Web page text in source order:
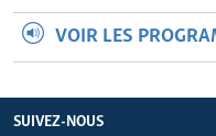
VOIR LES
SUIVEZ-NOUS